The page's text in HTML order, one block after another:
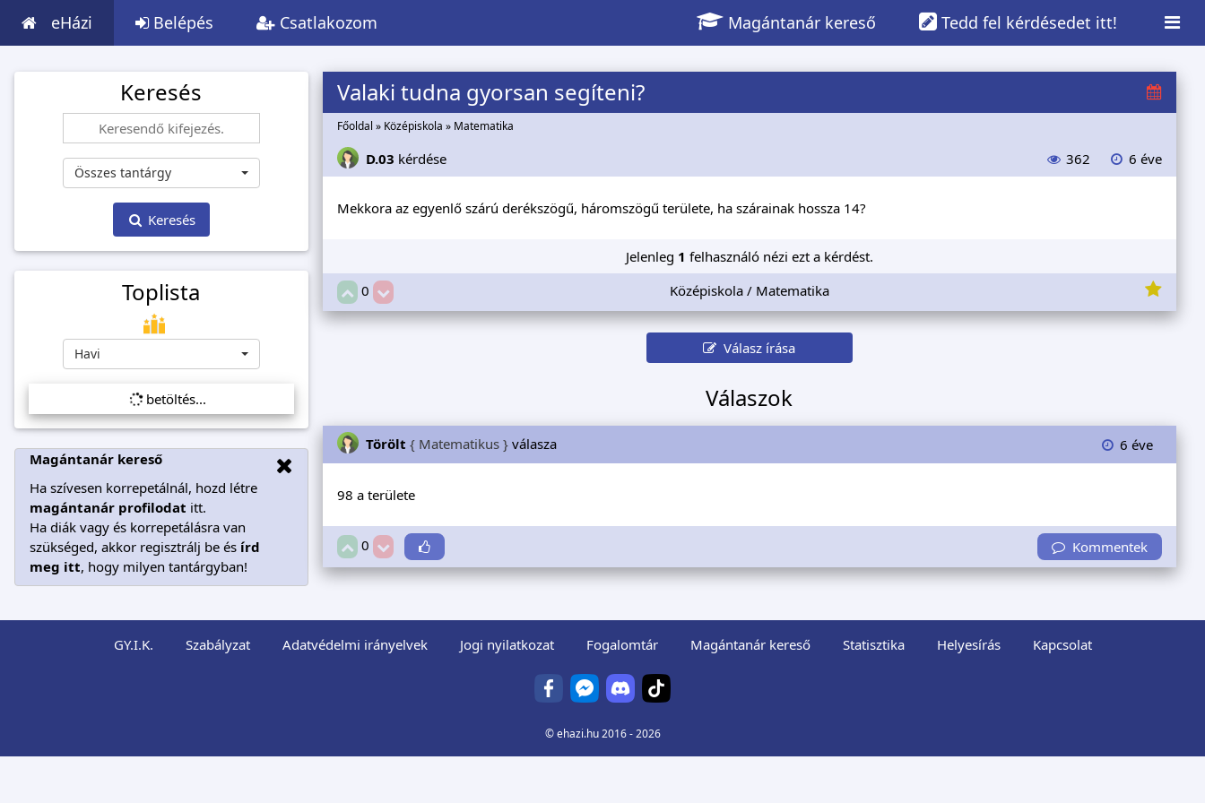
eHázi Belépés Csatlakozom Tedd fel kérdésedet itt!
Magántanár kereső
Keresés
Összes tantárgy
Keresés
Toplista
Havi
betöltés...
Magántanár kereső
Ha szívesen korrepetálnál, hozd létre
magántanár profilodat itt.
Ha diák vagy és korrepetálásra van
szükséged, akkor regisztrálj be és írd
meg itt, hogy milyen tantárgyban!
Valaki tudna gyorsan segíteni?
Főoldal » Középiskola » Matematika
D.03 kérdése 362 6 éve
Mekkora az egyenlő szárú derékszögű, háromszögű területe, ha szárainak hossza 14?
Jelenleg 1 felhasználó nézi ezt a kérdést.
0
Középiskola / Matematika
Válasz írása
Válaszok
Törölt { Matematikus }válasza 6 éve
98 a területe
0 Kommentek
GY.I.K. Szabályzat Adatvédelmi irányelvek Jogi nyilatkozat Fogalomtár Magántanár kereső Statisztika Helyesírás Kapcsolat
©ehazi.hu2016 - 2026